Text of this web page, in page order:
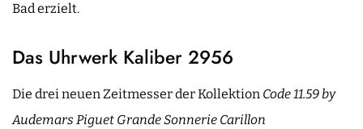
Bad erzielt.
Das Uhrwerk Kaliber 2956
Die drei neuen Zeitmesser der Kollektion Code 11.59 by
Audemars Piguet Grande Sonnerie Carillon